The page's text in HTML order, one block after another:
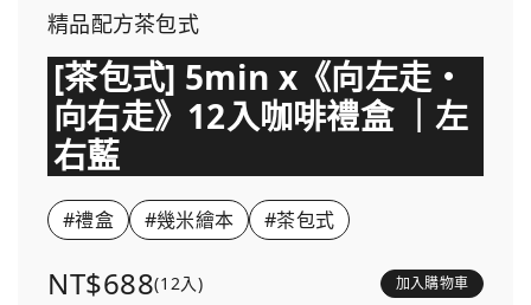
精品配方茶包式
[茶包式] 5min x《向左走・
向右走》12入咖啡禮盒 ｜左
右藍
#禮盒 #幾米繪本 #茶包式
NT$688(12入) 加入購物車